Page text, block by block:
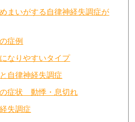
まいがする自律神経失調症が
症例
なりやすいタイプ
自律神経失調症
症状 動悸・息切れ
失調症